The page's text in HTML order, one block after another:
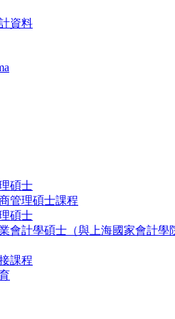
資料
碩士
管理碩士課程
碩士
會計學碩士（與上海國家會計學
課程